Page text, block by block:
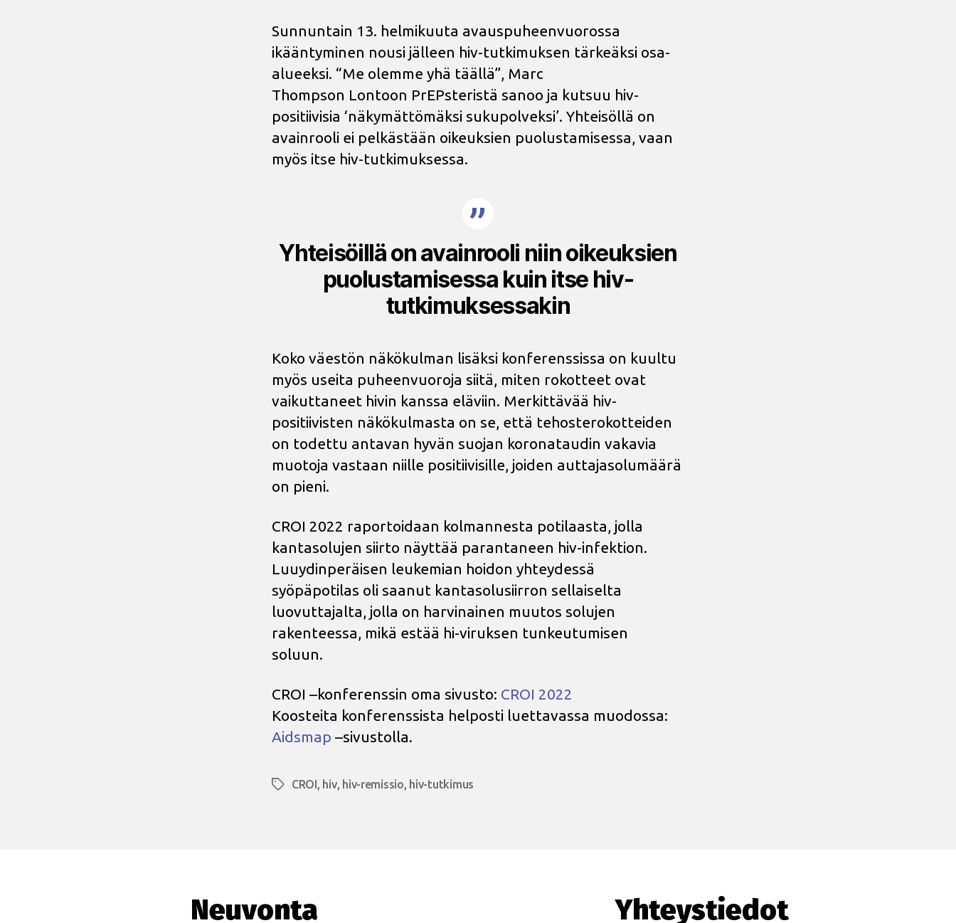
Sunnuntain 13. helmikuuta avauspuheenvuorossa
ikääntyminen nousi jälleen hiv-tutkimuksen tärkeäksi osa-
alueeksi. “Me olemme yhä täällä”, Marc
Thompson Lontoon PrEPsteristä sanoo ja kutsuu hiv-
positiivisia ‘näkymättömäksi sukupolveksi’. Yhteisöllä on
avainrooli ei pelkästään oikeuksien puolustamisessa, vaan
myös itse hiv-tutkimuksessa.
Yhteisöillä on avainrooli niin oikeuksien
puolustamisessa kuin itse hiv-
tutkimuksessakin
Koko väestön näkökulman lisäksi konferenssissa on kuultu
myös useita puheenvuoroja siitä, miten rokotteet ovat
vaikuttaneet hivin kanssa eläviin. Merkittävää hiv-
positiivisten näkökulmasta on se, että tehosterokotteiden
on todettu antavan hyvän suojan koronataudin vakavia
muotoja vastaan niille positiivisille, joiden auttajasolumäärä
on pieni.
CROI 2022 raportoidaan kolmannesta potilaasta, jolla
kantasolujen siirto näyttää parantaneen hiv-infektion.
Luuydinperäisen leukemian hoidon yhteydessä
syöpäpotilas oli saanut kantasolusiirron sellaiselta
luovuttajalta, jolla on harvinainen muutos solujen
rakenteessa, mikä estää hi-viruksen tunkeutumisen
soluun.
CROI –konferenssin oma sivusto: CROI 2022
Koosteita konferenssista helposti luettavassa muodossa:
Aidsmap –sivustolla.
Avainsanat
CROI, hiv, hiv-remissio, hiv-tutkimus
Neuvonta Yhteystiedot